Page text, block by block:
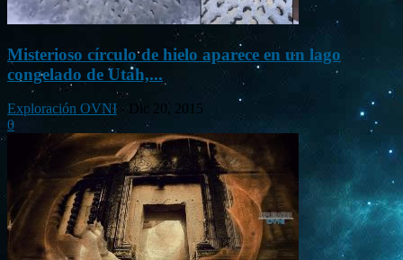
Misterioso círculo de hielo aparece en un lago
congelado de Utah,...
Exploración OVNI -
Dic 20, 2015
0